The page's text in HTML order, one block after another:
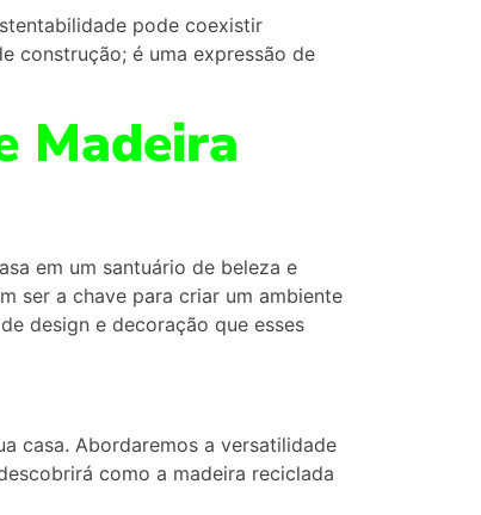
pode coexistir
construção; é uma expressão de
Madeira
em um santuário de beleza e
ser a chave para criar um ambiente
design e decoração que esses
casa. Abordaremos a versatilidade
como a madeira reciclada